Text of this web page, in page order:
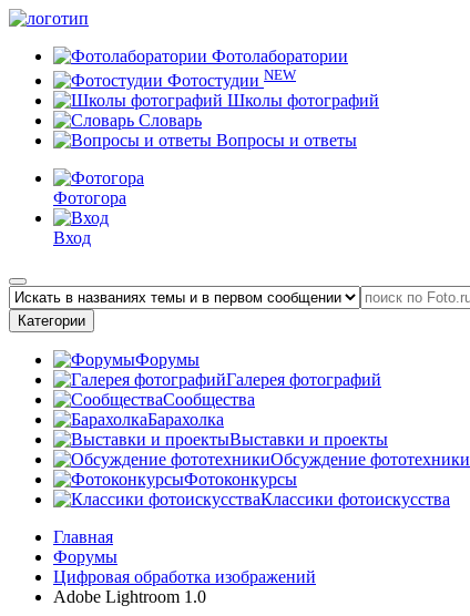
Фотолаборатории
Фотостудии NEW
Школы фотографий
Словарь
Вопросы и ответы
Фотогора
Вход
Категории
Форумы
Галерея фотографий
Сообщества
Барахолка
Выставки и проекты
Обсуждение фототехники
Фотоконкурсы
Классики фотоискусства
Главная
Форумы
Цифровая обработка изображений
Adobe Lightroom 1.0